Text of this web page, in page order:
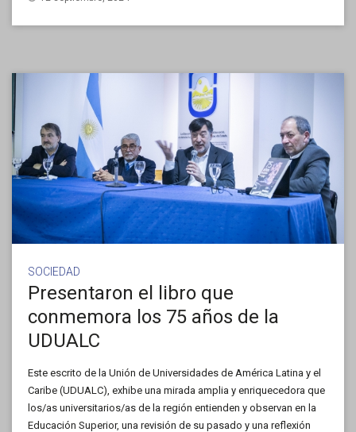
SOCIEDAD
Presentaron el libro que
conmemora los 75 años de la
UDUALC
Este escrito de la Unión de Universidades de América Latina y el
Caribe (UDUALC), exhibe una mirada amplia y enriquecedora que
los/as universitarios/as de la región entienden y observan en la
Educación Superior, una revisión de su pasado y una reflexión